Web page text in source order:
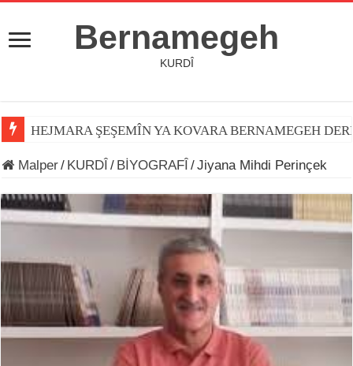
Bernamegeh
KURDÎ
HEJMARA ŞEŞEMÎN YA KOVARA BERNAMEGEH
Malper/ KURDÎ / BİYOGRAFÎ /Jiyana Mihdi Perinçek